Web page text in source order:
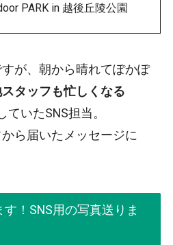
PARK in 越後丘陵公園
が、朝から晴れてぽかぽ
スタッフも忙しくなる
ていたSNS担当。
ら届いたメッセージに
す！SNS用の写真送りま